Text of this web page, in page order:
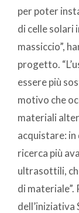
per poter
di celle solari
massiccio”,
progetto.
essere più
motivo che
materiali
acquistare:
ricerca più
ultrasottili,
di materiale”.
dell’iniziativa